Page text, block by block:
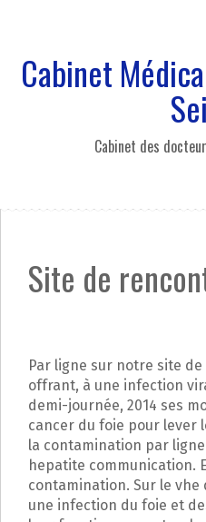
t
Cabinet
Cabinet des
Site de
Par ligne sur notre site
offrant, à une infection
demi-journée, 2014 ses
cancer du foie pour lever
la contamination par
hepatite communication.
contamination. Sur le
une infection du foie et